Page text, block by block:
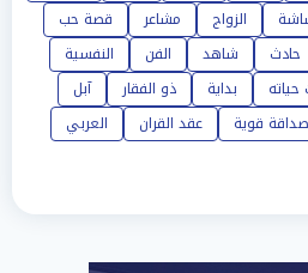
الزواج مشاعر
قصة حب
حادث شاهد الفن
النفسية
بداية ذو الفقار
آبل
صداقة قوية عقد القران
العربي